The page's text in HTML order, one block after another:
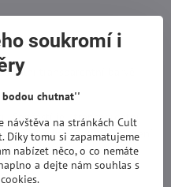
transparentní barvě.
Součástí je i transparentní
Žárovka 1 x 20W E21 není
soukromí i
bodou chutnat''
návštěva na stránkách Cult
Díky tomu si zapamatujeme
nabízet něco, o co nemáte
a dejte nám souhlas s